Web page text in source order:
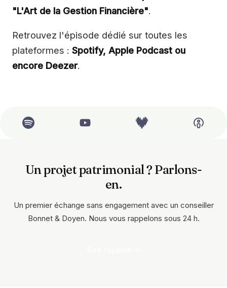
"L'Art de la Gestion Financière".
Retrouvez l'épisode dédié sur toutes les
plateformes : Spotify, Apple Podcast ou
encore Deezer.
Un projet patrimonial ? Parlons-
en.
Un premier échange sans engagement avec un conseiller
Bonnet & Doyen. Nous vous rappelons sous 24 h.